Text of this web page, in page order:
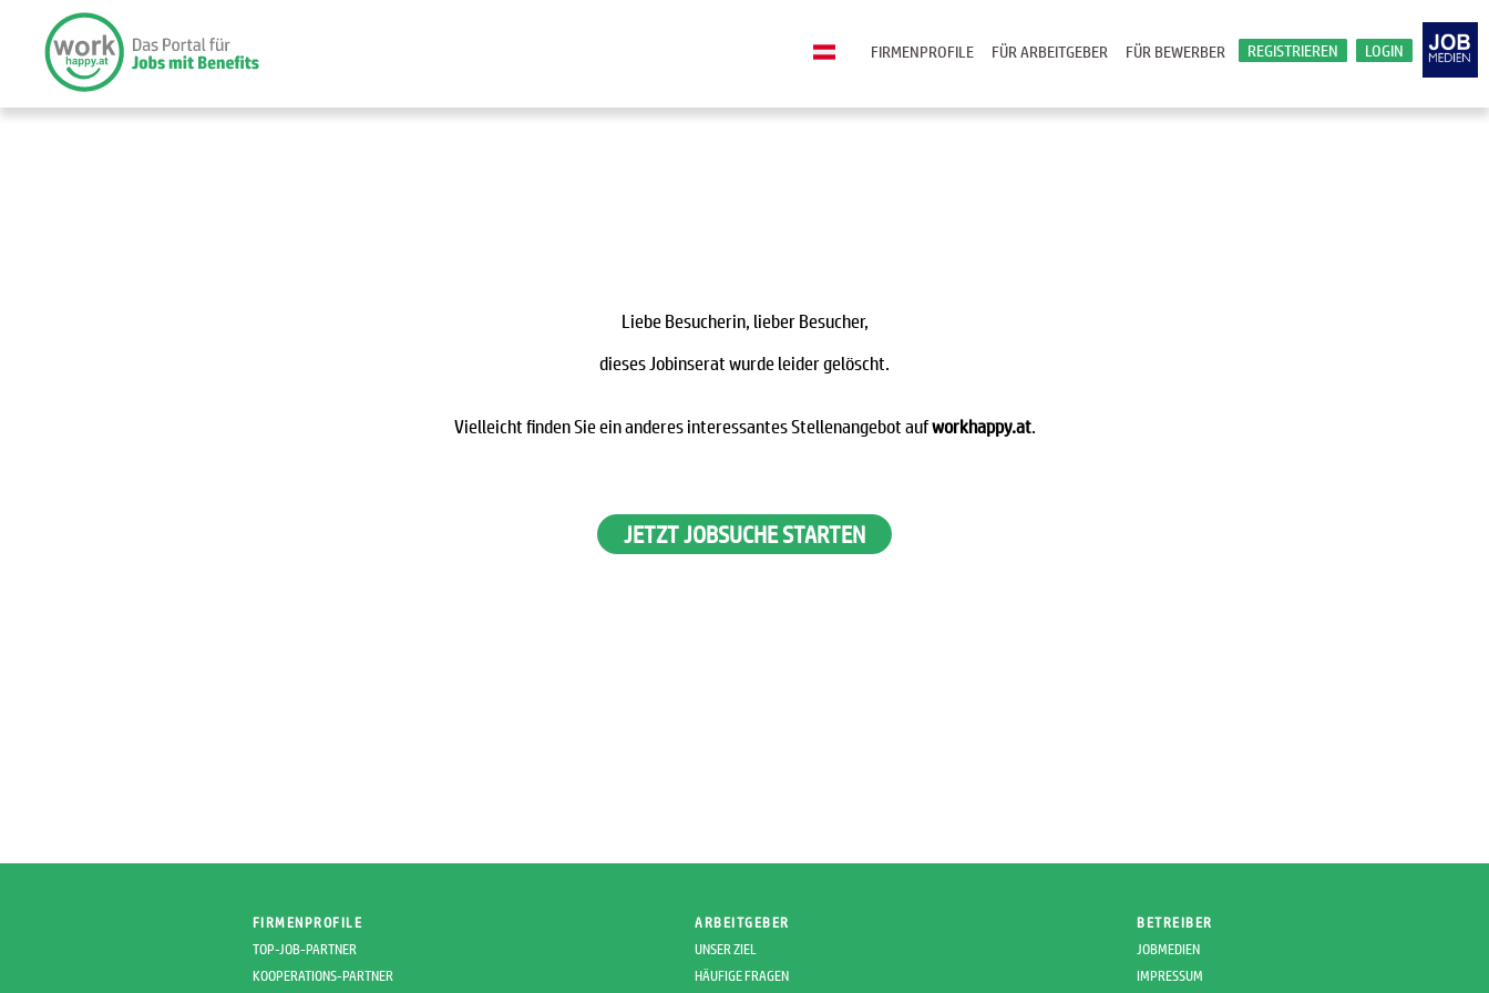
LOGIN
REGISTRIEREN
FÜR BEWERBER
FÜR ARBEITGEBER
FIRMENPROFILE
Liebe Besucherin, lieber Besucher,
dieses Jobinserat wurde leider gelöscht.
Vielleicht finden Sie ein anderes interessantes Stellenangebot aufworkhappy.at.
JETZT JOBSUCHE STARTEN
FIRMENPROFILE
TOP-JOB-PARTNER
KOOPERATIONS-PARTNER
ARBEITGEBER
UNSER ZIEL
HÄUFIGE FRAGEN
BETREIBER
JOBMEDIEN
IMPRESSUM